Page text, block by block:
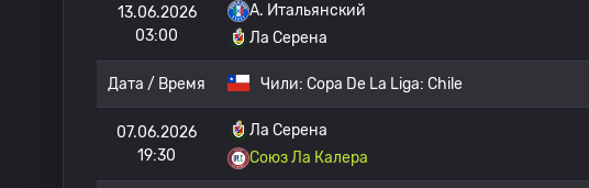
13.06.2026
03:00
A. Итальянский
Ла Серена
Дата / Время Чили: Copa De La Liga: Chile
07.06.2026
19:30
Ла Серена
Союз Ла Калера